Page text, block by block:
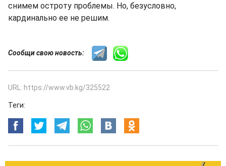
снимем остроту проблемы. Но, безусловно,
кардинально ее не решим.
Сообщи свою новость:
URL: https://www.vb.kg/325522
Теги: